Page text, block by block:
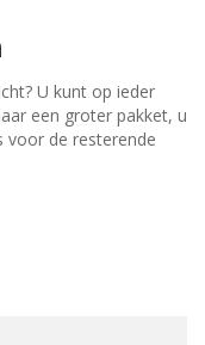
U kunt op ieder
een groter pakket, u
voor de resterende